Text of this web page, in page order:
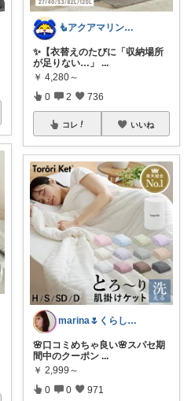
🧜アクアマリン⚡️暮らしに笑顔をプラス
✨【衣替えのたびに「収納場所
が足りない…」
...
￥ 4,280～
0 2 736
コレ いいね
marina🌷くらしとおしゃれ🏠💄
🌸口コミめちゃ良い🌸スパセ期
間中のクーポン ...
￥ 2,999～
0 0 971